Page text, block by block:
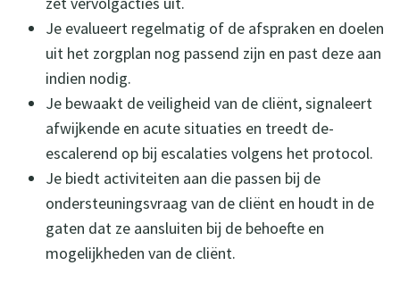
Je evalueert regelmatig of de afspraken en doelen
uit het zorgplan nog passend zijn en past deze aan
indien nodig.
Je bewaakt de veiligheid van de cliënt, signaleert
afwijkende en acute situaties en treedt de-
escalerend op bij escalaties volgens het protocol.
Je biedt activiteiten aan die passen bij de
ondersteuningsvraag van de cliënt en houdt in de
gaten dat ze aansluiten bij de behoefte en
mogelijkheden van de cliënt.